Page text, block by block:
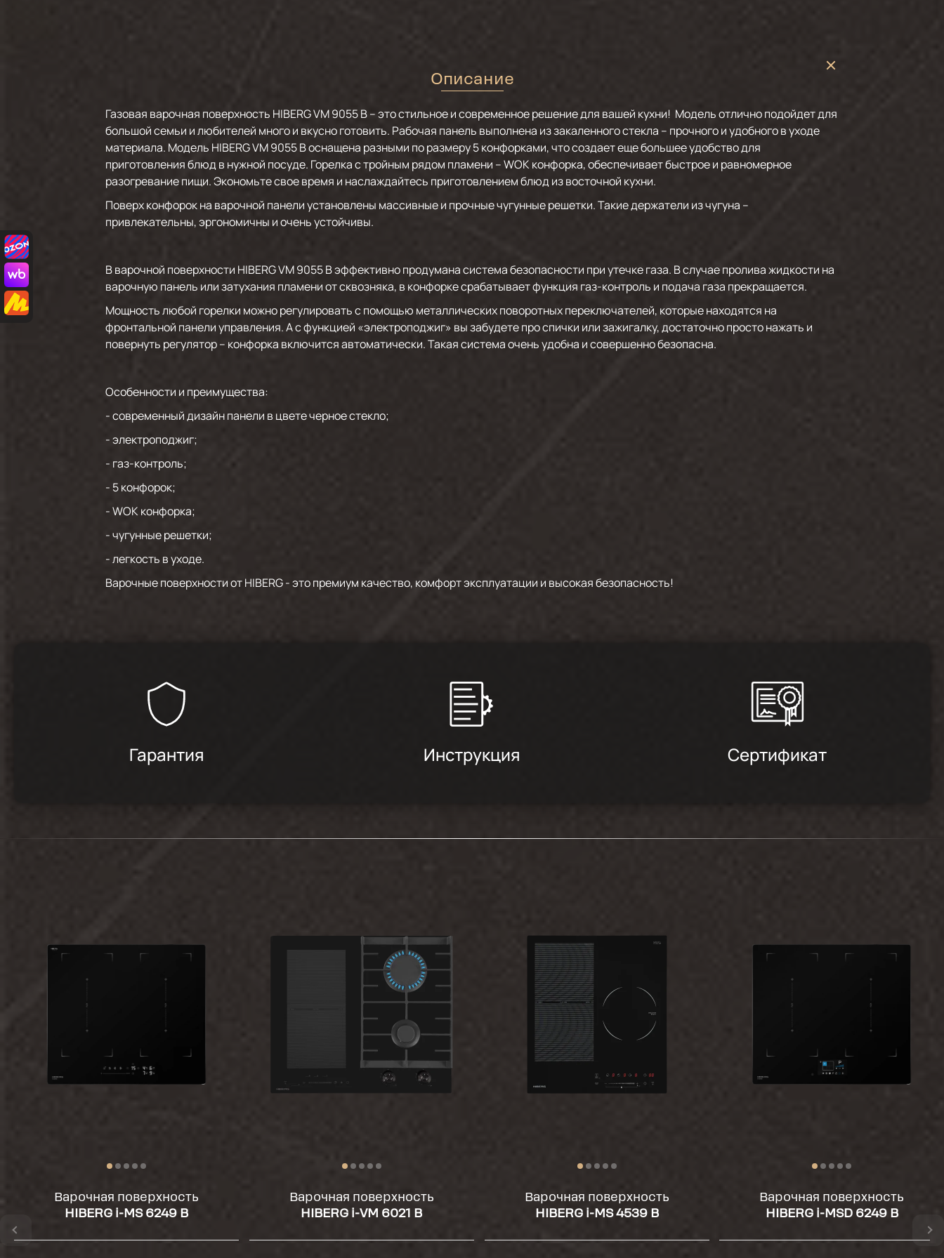
Описание
Газовая варочная поверхность HIBERG VM 9055 B – это стильное и современное решение для вашей кухни! Модель отлично подойдет для
большой семьи и любителей много и вкусно готовить. Рабочая панель выполнена из закаленного стекла – прочного и удобного в уходе
материала. Модель HIBERG VM 9055 B оснащена разными по размеру 5 конфорками, что создает еще большее удобство для
приготовления блюд в нужной посуде. Горелка с тройным рядом пламени – WOK конфорка, обеспечивает быстрое и равномерное
разогревание пищи. Экономьте свое время и наслаждайтесь приготовлением блюд из восточной кухни.
Поверх конфорок на варочной панели установлены массивные и прочные чугунные решетки. Такие держатели из чугуна –
привлекательны, эргономичны и очень устойчивы.
В варочной поверхности HIBERG VM 9055 B эффективно продумана система безопасности при утечке газа. В случае пролива жидкости на
варочную панель или затухания пламени от сквозняка, в конфорке срабатывает функция газ-контроль и подача газа прекращается.
Мощность любой горелки можно регулировать с помощью металлических поворотных переключателей, которые находятся на
фронтальной панели управления. А с функцией «электроподжиг» вы забудете про спички или зажигалку, достаточно просто нажать и
повернуть регулятор – конфорка включится автоматически. Такая система очень удобна и совершенно безопасна.
Особенности и преимущества:
- современный дизайн панели в цвете черное стекло;
- электроподжиг;
- газ-контроль;
- 5 конфорок;
- WOK конфорка;
- чугунные решетки;
- легкость в уходе.
Варочные поверхности от HIBERG - это премиум качество, комфорт эксплуатации и высокая безопасность!
Гарантия Инструкция Сертификат
Варочная поверхность
HIBERG i-MS 6249 B
Варочная поверхность
HIBERG i-VM 6021 B
Варочная поверхность
HIBERG i-MS 4539 B
Варочная поверхность
HIBERG i-MSD 6249 B